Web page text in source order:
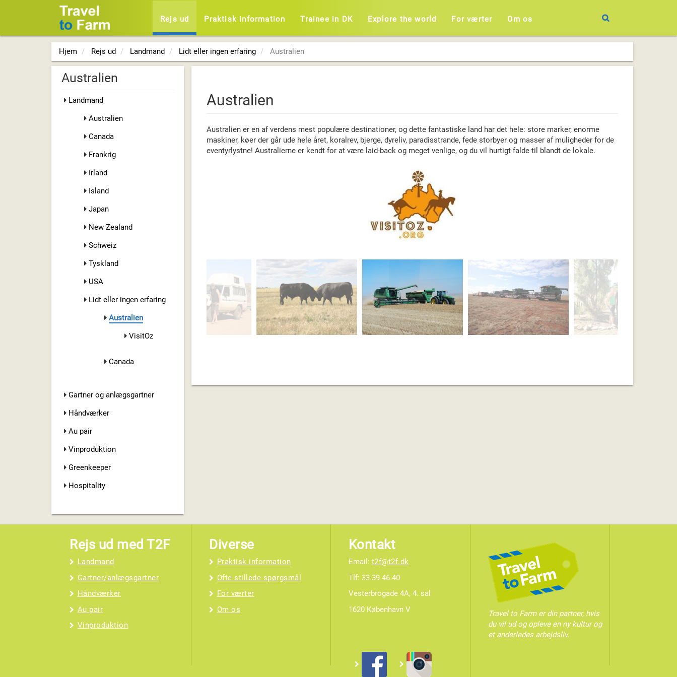
Rejs ud Praktisk information Trainee in DK Explore the world For værter Om os
Hjem Rejs ud Landmand Lidt eller ingen erfaring Australien
Australien
Landmand
Australien
Canada
Frankrig
Irland
Island
Japan
New Zealand
Schweiz
Tyskland
USA
Lidt eller ingen erfaring
Australien
VisitOz
Canada
Gartner og anlægsgartner
Håndværker
Au pair
Vinproduktion
Greenkeeper
Hospitality
Australien
Australien er en af verdens mest populære destinationer, og dette fantastiske land har det hele: store marker, enorme
maskiner, køer der går ude hele året, koralrev, bjerge, dyreliv, paradisstrande, fede storbyer og masser af muligheder for de
eventyrlystne! Australierne er kendt for at være laid-back og meget venlige, og du vil hurtigt falde til blandt de lokale.
Rejs ud med T2F
Landmand
Gartner/anlægsgartner
Håndværker
Au pair
Vinproduktion
Diverse
Praktisk information
Ofte stillede spørgsmål
For værter
Om os
Kontakt
Email: t2f@t2f.dk
Tlf: 33 39 46 40
Vesterbrogade 4A, 4. sal
1620 København V
Travel to Farm er din partner, hvis
du vil ud og opleve en ny kultur og
et anderledes arbejdsliv.